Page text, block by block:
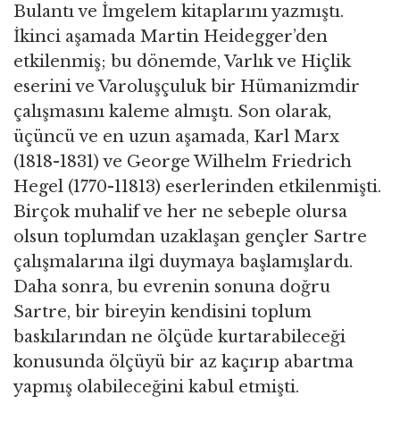
Bulantı ve İmgelem kitaplarını yazmıştı.
İkinci aşamada Martin Heidegger’den
etkilenmiş; bu dönemde, Varlık ve Hiçlik
eserini ve Varoluşçuluk bir Hümanizmdir
çalışmasını kaleme almıştı. Son olarak,
üçüncü ve en uzun aşamada, Karl Marx
(1818-1831) ve George Wilhelm Friedrich
Hegel (1770-11813) eserlerinden etkilenmişti.
Birçok muhalif ve her ne sebeple olursa
olsun toplumdan uzaklaşan gençler Sartre
çalışmalarına ilgi duymaya başlamışlardı.
Daha sonra, bu evrenin sonuna doğru
Sartre, bir bireyin kendisini toplum
baskılarından ne ölçüde kurtarabileceği
konusunda ölçüyü bir az kaçırıp abartma
yapmış olabileceğini kabul etmişti.